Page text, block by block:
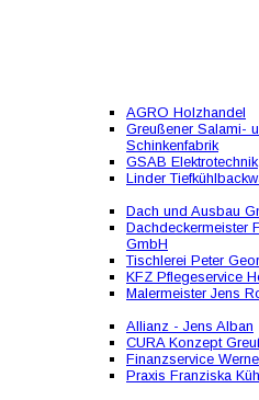
AGRO Holzhandel
Greußener Salami-
Schinkenfabrik
GSAB Elektrotechnik
Linder
Dach und Ausbau
Dachdeckermeister
GmbH
Tischlerei Peter
KFZ Pflegeservice
Malermeister Jens
Allianz - Jens Alban
CURA Konzept
Finanzservice
Praxis Franziska